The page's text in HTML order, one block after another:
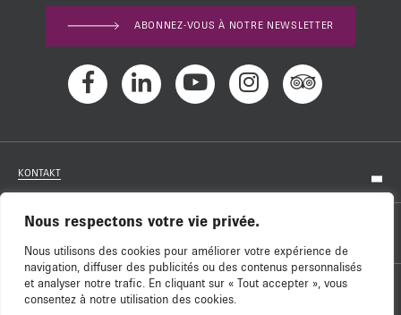
Nous respectons votre vie privée.
Nous utilisons des cookies pour améliorer votre expérience de
navigation, diffuser des publicités ou des contenus personnalisés
et analyser notre trafic. En cliquant sur « Tout accepter », vous
consentez à notre utilisation des cookies.
ABONNEZ-VOUS À NOTRE NEWSLETTER
KONTAKT
UNSERE UNTERSTÜTZER